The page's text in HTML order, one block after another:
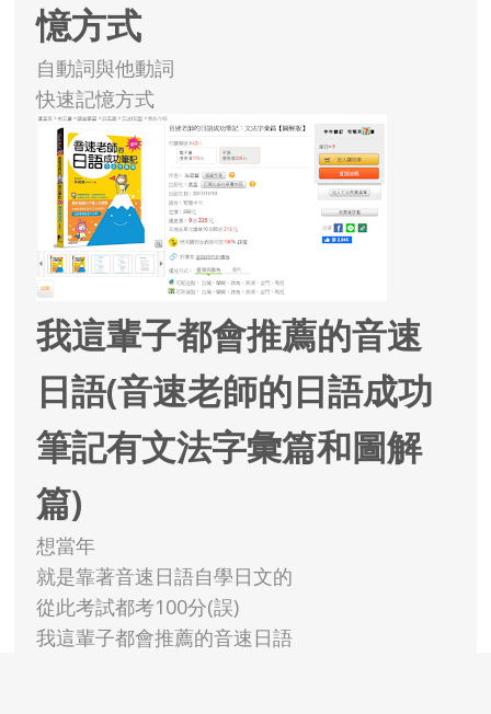
憶方式
自動詞與他動詞
快速記憶方式
我這輩子都會推薦的音速
日語(音速老師的日語成功
筆記有文法字彙篇和圖解
篇)
想當年
就是靠著音速日語自學日文的
從此考試都考100分(誤)
我這輩子都會推薦的音速日語